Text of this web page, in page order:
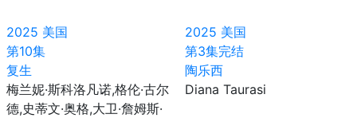
2025 美国
第10集
复生
梅兰妮·斯科洛凡诺,格伦·古尔
德,史蒂文·奥格,大卫·詹姆斯·
2025 美国
第3集完结
陶乐西
Diana Taurasi